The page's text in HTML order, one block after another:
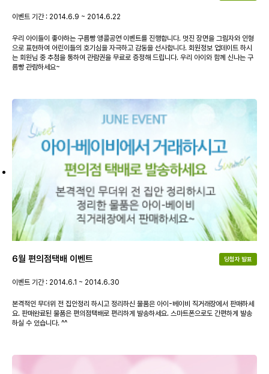
이벤트 기간 : 2014.6.9 ~ 2014.6.22
우리 아이들이 좋아하는 구름빵 앵콜공연 이벤트를 진행합니다. 멋진 장면을 그림자와 인형
으로 표현하여 어린이들의 호기심을 자극하고 감동을 선사합니다. 회원정보 업데이트 하시
는 회원님 중 추첨을 통하여 관람권을 무료로 증정해 드립니다. 우리 아이와 함께 신나는 구
름빵 관람하세요~
6월 편의점택배 이벤트 당첨자 발표
이벤트 기간 : 2014.6.1 ~ 2014.6.30
본격적인 무더위 전 집안정리 하시고 정리하신 물품은 아이-베이비 직거래장에서 판매하세
요. 판매완료된 물품은 편의점택배로 편리하게 발송하세요. 스마트폰으로도 간편하게 발송
하실 수 있습니다. ^^